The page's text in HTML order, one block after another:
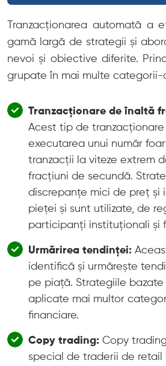
Tranzacționarea automată a
gamă largă de strategii și
nevoi și obiective diferite.
grupate în mai multe categorii-
Tranzacționare de înaltă
Acest tip de
executarea unui număr
tranzacții la viteze extrem
fracțiuni de secundă.
discrepanțe mici de preț și
pieței și sunt utilizate, de
participanți instituționali și
Urmărirea tendinței:
identifică și urmărește
pe piață. Strategiile
aplicate mai multor
financiare.
Copy trading: Copy
special de traderii de retail